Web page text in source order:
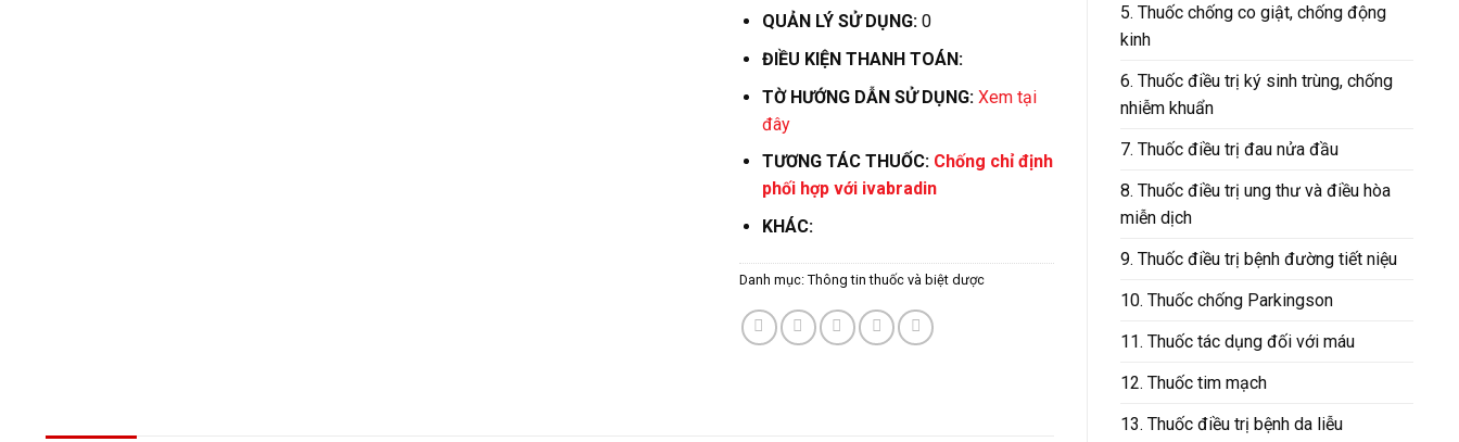
5. Thuốc chống co giật, chống động
kinh
6. Thuốc điều trị ký sinh trùng, chống
nhiễm khuẩn
7. Thuốc điều trị đau nửa đầu
8. Thuốc điều trị ung thư và điều hòa
miễn dịch
9. Thuốc điều trị bệnh đường tiết niệu
10. Thuốc chống Parkingson
11. Thuốc tác dụng đối với máu
12. Thuốc tim mạch
13. Thuốc điều trị bệnh da liễu
QUẢN LÝ SỬ DỤNG:0
ĐIỀU KIỆN THANH TOÁN:
TỜ HƯỚNG DẪN SỬ DỤNG:Xem tại
đây
TƯƠNG TÁC THUỐC: Chống chỉ định
phối hợp với ivabradin
KHÁC:
Danh mục:Thông tin thuốc và biệt dược